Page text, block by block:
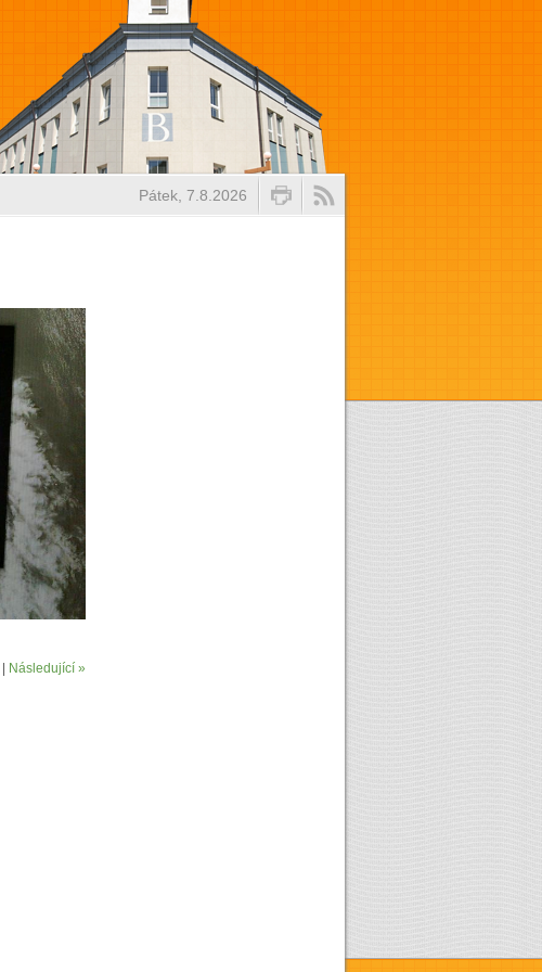
Pátek, 7.8.2026
Následující »